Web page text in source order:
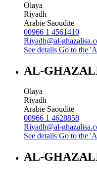
Olaya
Riyadh
Arabie Saoudite
00966 1 4561410
Riyadh@al-
See details Go to the
AL-
Olaya
Riyadh
Arabie Saoudite
00966 1 4628858
Riyadh@al-
See details Go to the
AL-